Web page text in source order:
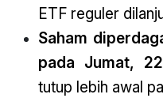
ETF reguler
Saham
pada Jumat,
tutup lebih awal